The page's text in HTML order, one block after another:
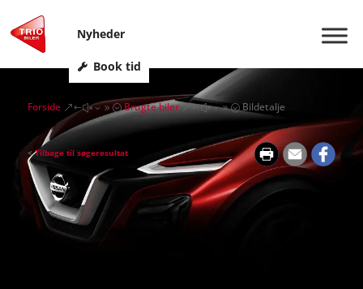
Nyheder
Book tid
Forside &#x39; Brugte biler &#x39; Bildetalje
<Tilbage til søgeresultat